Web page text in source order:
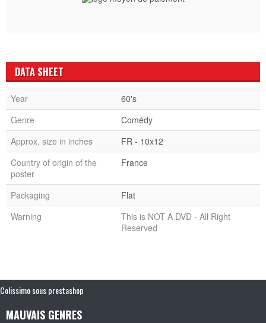
DATA SHEET
Year
60's
Genre
Comédy
Approx. size in inches
FR - 10x12
Country of origin of the
poster
France
Packaging
Flat
Warning
This is NOT A DVD - All Right
Reserved
Colissimo sous prestashop
MAUVAIS GENRES